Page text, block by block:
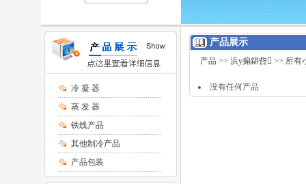
冷 凝 器
蒸 发 器
铁线产品
其他制冷产品
产品包装
产品展示
产品 >> 浜у搧鍖呰 >> 所有
没有任何产品